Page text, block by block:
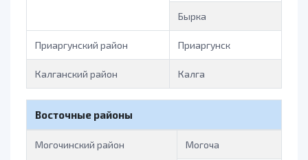
Бырка
Приаргунский район Приаргунск
Калганский район Калга
Восточные районы
Могочинский район Могоча